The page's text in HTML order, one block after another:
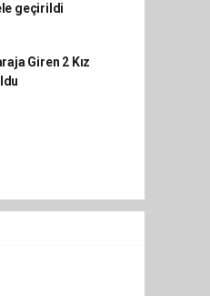
geçirildi
Giren 2 Kız